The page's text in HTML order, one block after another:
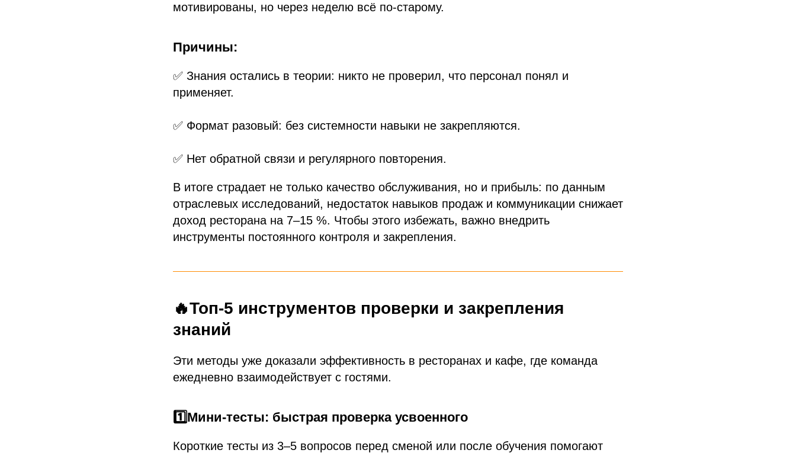
мотивированы, но через неделю всё по-старому.
Причины:
✅ Знания остались в теории: никто не проверил, что персонал понял и
применяет.
✅ Формат разовый: без системности навыки не закрепляются.
✅ Нет обратной связи и регулярного повторения.
В итоге страдает не только качество обслуживания, но и прибыль: по данным
отраслевых исследований, недостаток навыков продаж и коммуникации снижает
доход ресторана на 7–15 %. Чтобы этого избежать, важно внедрить
инструменты постоянного контроля и закрепления.
🔥Топ-5 инструментов проверки и закрепления
знаний
Эти методы уже доказали эффективность в ресторанах и кафе, где команда
ежедневно взаимодействует с гостями.
1️⃣Мини-тесты: быстрая проверка усвоенного
Короткие тесты из 3–5 вопросов перед сменой или после обучения помогают